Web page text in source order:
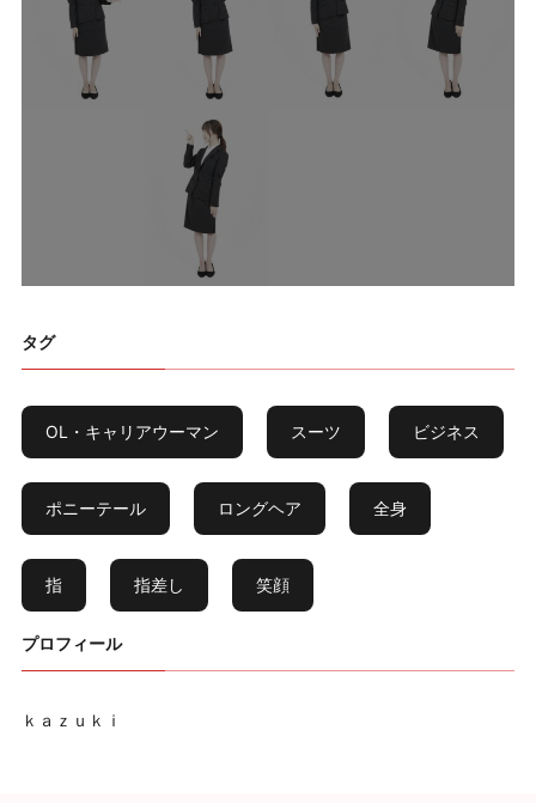
タグ
OL・キャリアウーマン スーツ ビジネス
ポニーテール ロングヘア 全身
指 指差し 笑顔
プロフィール
ｋａｚｕｋｉ